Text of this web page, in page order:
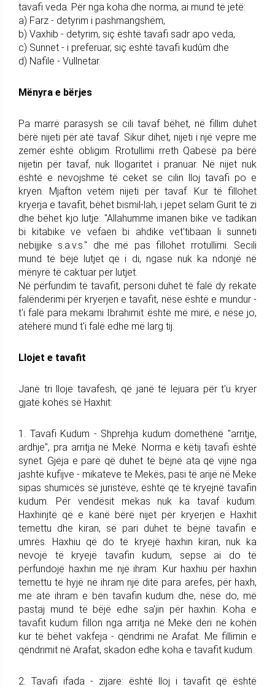
tavafi veda. Për nga koha dhe norma, ai mund të jetë:
a) Farz - detyrim i pashmangshëm,
b) Vaxhib - detyrim, siç është tavafi sadr apo veda,
c) Sunnet - i preferuar, siç është tavafi kudûm dhe
d) Nafile - Vullnetar.
Mënyra e bërjes
Pa marrë parasysh se cili tavaf bëhet, në fillim duhet
bërë nijeti për atë tavaf. Sikur dihet, nijeti i një vepre me
zemër është obligim. Rrotullimi rreth Qabesë pa bërë
nijetin për tavaf, nuk llogaritet i pranuar. Në nijet nuk
është e nevojshme të ceket se cilin lloj tavafi po e
kryen. Mjafton vetëm nijeti për tavaf. Kur të fillohet
kryerja e tavafit, bëhet bismil-lah, i jepet selam Gurit të zi
dhe bëhet kjo lutje: "Allahumme imanen bike ve tadikan
bi kitabike ve vefaen bi ahdike vet'tibaan li sunneti
nebijjike s.a.v.s." dhe më pas fillohet rrotullimi. Secili
mund të bëjë lutjet që i di, ngase nuk ka ndonjë në
mënyrë të caktuar për lutjet.
Në përfundim të tavafit, personi duhet të falë dy rekate
falënderimi për kryerjen e tavafit, nëse është e mundur -
t'i falë para mekami Ibrahimit është më mirë, e nëse jo,
atëherë mund t'i falë edhe më larg tij.
Llojet e tavafit
Janë tri lloje tavafesh, që janë të lejuara për t'u kryer
gjatë kohës së Haxhit:
1. Tavafi Kudum - Shprehja kudum domethënë "arritje,
ardhje", pra arritja në Mekë. Norma e këtij tavafi është
synet. Gjëja e parë që duhet të bëjnë ata që vijnë nga
jashtë kufijve - mikateve të Mekës, pasi të arijë në Meke
sipas shumicës së juristëve, është që të kryejnë tavafin
kudum. Për vendësit mekas nuk ka tavaf kudum.
Haxhinjtë që e kanë bërë nijet për kryerjen e Haxhit
temettu dhe kiran, së pari duhet të bëjnë tavafin e
umrës. Haxhiu që do të kryejë haxhin kiran, nuk ka
nevojë të kryejë tavafin kudum, sepse ai do të
përfundojë haxhin me një ihram. Kur haxhiu për haxhin
temettu të hyjë në ihram një ditë para arefes, për haxh,
me atë ihram e bën tavafin kudum dhe, nëse do, më
pastaj mund të bëjë edhe sa'jin për haxhin. Koha e
tavafit kudum fillon nga arritja në Mekë deri në kohën
kur të bëhet vakfeja - qëndrimi në Arafat. Me fillimin e
qëndrimit në Arafat, skadon edhe koha e tavafit kudum.
2. Tavafi ifada - zijare: është lloj i tavafit që është